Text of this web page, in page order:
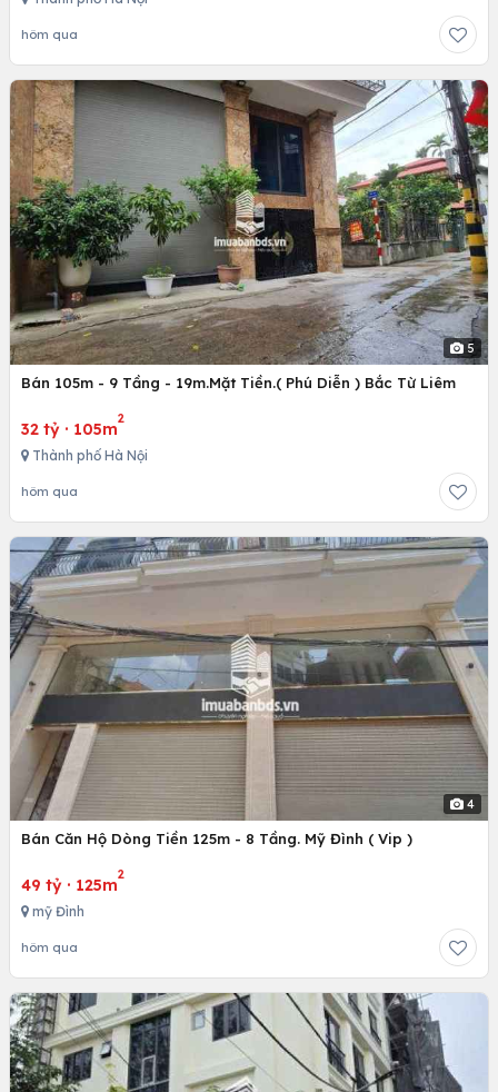
hôm qua
5
Bán 105m - 9 Tầng - 19m.Mặt Tiền.( Phú Diễn ) Bắc Từ Liêm
32 tỷ · 105m
2
Thành phố Hà Nội
hôm qua
4
Bán Căn Hộ Dòng Tiền 125m - 8 Tầng. Mỹ Đình ( Vip )
49 tỷ · 125m
2
mỹ Đình
hôm qua